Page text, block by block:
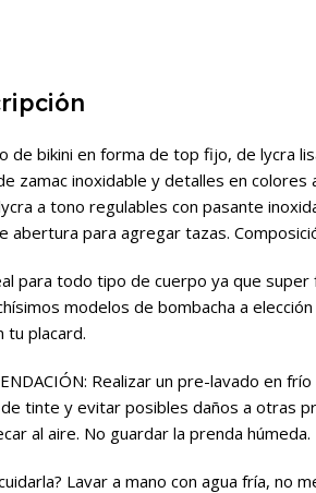
de bikini en forma de top fijo, de lycra
zamac inoxidable y detalles en colores
a tono regulables con pasante
abertura para agregar tazas.
para todo tipo de cuerpo ya que super
modelos de bombacha a
tu placard.
Realizar un pre-lavado en
tinte y evitar posibles daños a otras
al aire. No guardar la prenda húmeda.
Lavar a mano con agua fría, no